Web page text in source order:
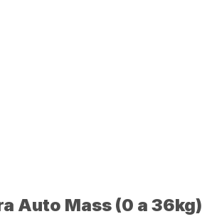
Auto Mass (0 a 36kg)